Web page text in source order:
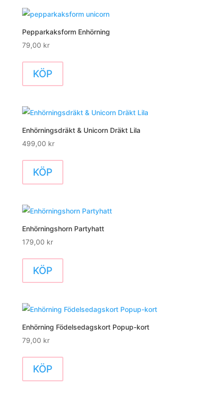
Pepparkaksform Enhörning
79,00 kr
KÖP
Enhörningsdräkt & Unicorn Dräkt Lila
499,00 kr
KÖP
flera
De
alternativen
väljas
produktsidan
Enhörningshorn Partyhatt
179,00 kr
KÖP
Enhörning Födelsedagskort Popup-kort
79,00 kr
KÖP